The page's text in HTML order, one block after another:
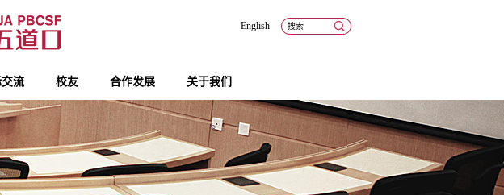
交流 校友 合作发展 关于我们
English